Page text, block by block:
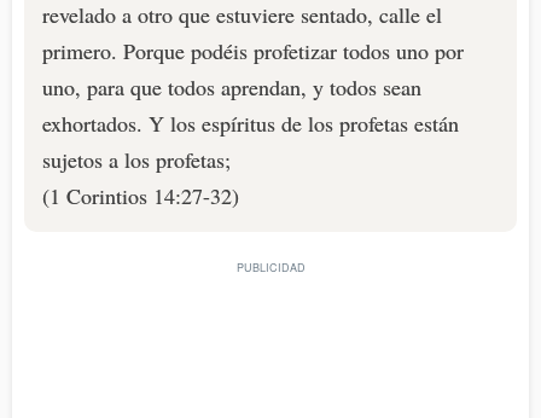
revelado a otro que estuviere sentado, calle el
primero. Porque podéis profetizar todos uno por
uno, para que todos aprendan, y todos sean
exhortados. Y los espíritus de los profetas están
sujetos a los profetas;
(1 Corintios 14:27-32)